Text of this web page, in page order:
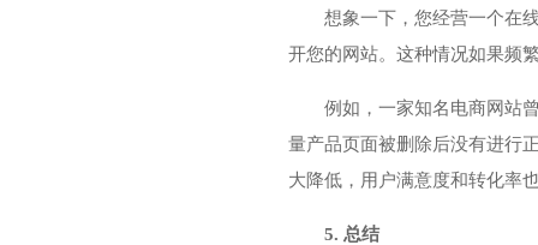
想象一下，您经营一个在
开您的网站。这种情况如果频
例如，一家知名电商网站
量产品页面被删除后没有进行
大降低，用户满意度和转化率
5. 总结